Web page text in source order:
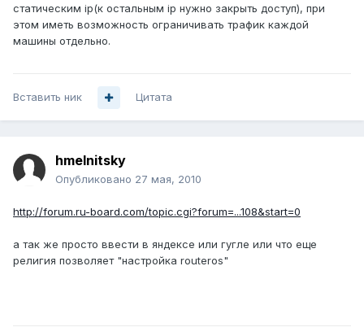
статическим ip(к остальным ip нужно закрыть доступ), при
этом иметь возможность ограничивать трафик каждой
машины отдельно.
Вставить ник Цитата
hmelnitsky
Опубликовано 27 мая, 2010
http://forum.ru-board.com/topic.cgi?forum=...108&start=0
а так же просто ввести в яндексе или гугле или что еще
религия позволяет "настройка routeros"